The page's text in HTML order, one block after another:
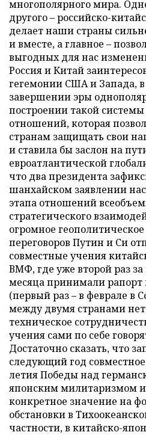
многополярного мира.
другого – российско-
делает наши страны
и вместе, а главное –
выгодных для нас
Россия и Китай
гегемонии США и Запада,
завершении эры
построении такой
отношений, которая
странам защищать свои
и ставила бы заслон на
евроатлантической
что два президента
шанхайском заявлении
этапа отношений
стратегического
огромное
переговоров Путин и Си
совместные учения
ВМФ, где уже второй раз
месяца принимали рапорт
(первый раз – в феврале в
между двумя странами
техническое
учения сами по себе
Достаточно сказать, что
следующий год
летия Победы над
японским милитаризмом
конкретное значение на
обстановки в
частности, в китайско-